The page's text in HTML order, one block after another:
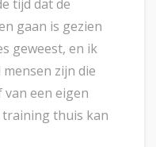
tijd dat de
gaan is gezien
geweest, en ik
zijn die
een eigen
training thuis kan